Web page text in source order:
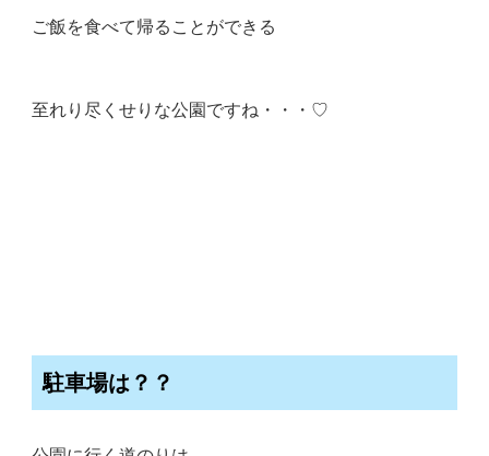
ご飯を食べて帰ることができる
至れり尽くせりな公園ですね・・・♡
駐車場は？？